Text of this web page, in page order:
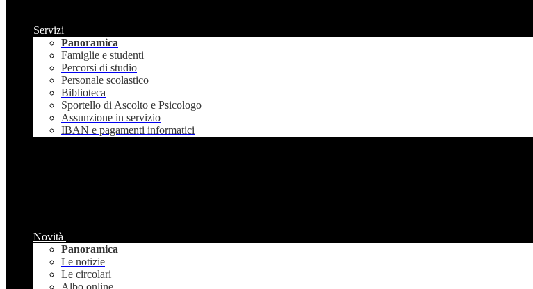
Servizi
Panoramica
Famiglie e studenti
Percorsi di studio
Personale scolastico
Biblioteca
Sportello di Ascolto e Psicologo
Assunzione in servizio
IBAN e pagamenti informatici
Novità
Panoramica
Le notizie
Le circolari